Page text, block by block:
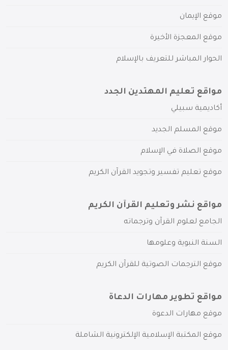
موقع الإيمان
موقع المعجزة الأخيرة
الحوار المباشر للتعريف بالإسلام
مواقع تعليم المهتدين الجدد
أكاديمية سبيلي
موقع المسلم الجديد
موقع الصلاة في الإسلام
موقع تعليم تفسير وتجويد القرآن الكريم
مواقع نشر وتعليم القرآن الكريم
الجامع لعلوم القرآن وترجماته
السنة النبوية وعلومها
موقع الترجمات الصوتية للقرآن الكريم
مواقع تطوير مهارات الدعاة
موقع مهارات الدعوة
موقع المكتبة الإسلامية الإلكترونية الشاملة